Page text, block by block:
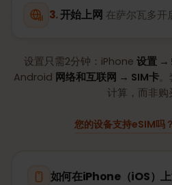
开始上网 在萨尔瓦多开
设置只需2分钟：iPhone 设置 →
Android 网络和互联网 → SIM卡
计算，而非购
您的设备支持eSIM吗
如何在iPhone（iOS）